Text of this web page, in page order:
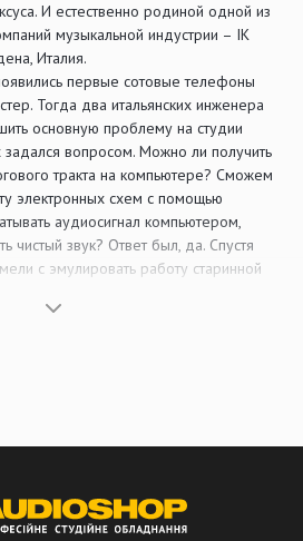
И естественно родиной одной из
музыкальной индустрии – IK
Италия.
первые сотовые телефоны
Тогда два итальянских инженера
основную проблему на студии
задался вопросом. Можно ли получить
тракта на компьютере? Сможем
электронных схем с помощью
аудиосигнал компьютером,
чистый звук? Ответ был, да. Спустя
с эмулировать работу старинной
воссоздать классические,
мире и сделать их доступными